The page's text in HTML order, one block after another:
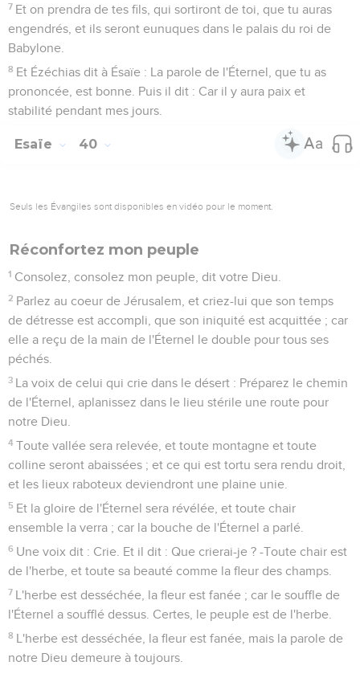
7 Et on prendra de tes fils, qui sortiront de toi, que tu auras
engendrés, et ils seront eunuques dans le palais du roi de
Babylone.
8 Et Ézéchias dit à Ésaïe : La parole de l'Éternel, que tu as
prononcée, est bonne. Puis il dit : Car il y aura paix et
stabilité pendant mes jours.
Esaïe 40
Seuls les Évangiles sont disponibles en vidéo pour le moment.
Réconfortez mon peuple
1 Consolez, consolez mon peuple, dit votre Dieu.
2 Parlez au coeur de Jérusalem, et criez-lui que son temps
de détresse est accompli, que son iniquité est acquittée ; car
elle a reçu de la main de l'Éternel le double pour tous ses
péchés.
3 La voix de celui qui crie dans le désert : Préparez le chemin
de l'Éternel, aplanissez dans le lieu stérile une route pour
notre Dieu.
4 Toute vallée sera relevée, et toute montagne et toute
colline seront abaissées ; et ce qui est tortu sera rendu droit,
et les lieux raboteux deviendront une plaine unie.
5 Et la gloire de l'Éternel sera révélée, et toute chair
ensemble la verra ; car la bouche de l'Éternel a parlé.
6 Une voix dit : Crie. Et il dit : Que crierai-je ? -Toute chair est
de l'herbe, et toute sa beauté comme la fleur des champs.
7 L'herbe est desséchée, la fleur est fanée ; car le souffle de
l'Éternel a soufflé dessus. Certes, le peuple est de l'herbe.
8 L'herbe est desséchée, la fleur est fanée, mais la parole de
notre Dieu demeure à toujours.